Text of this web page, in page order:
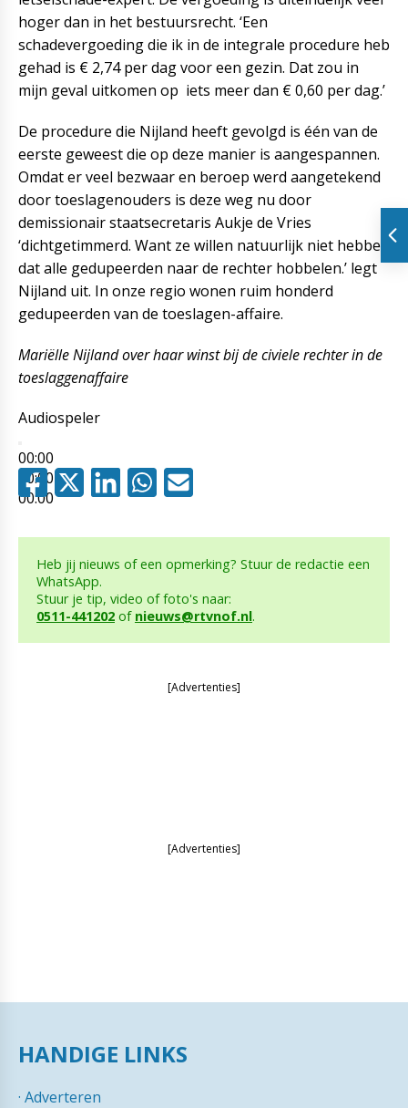
hoger dan in het bestuursrecht. ‘Een
schadevergoeding die ik in de integrale procedure heb
gehad is € 2,74 per dag voor een gezin. Dat zou in
mijn geval uitkomen op iets meer dan € 0,60 per dag.’
De procedure die Nijland heeft gevolgd is één van de
eerste geweest die op deze manier is aangespannen.
Omdat er veel bezwaar en beroep werd aangetekend
door toeslagenouders is deze weg nu door
demissionair staatsecretaris Aukje de Vries
‘dichtgetimmerd. Want ze willen natuurlijk niet hebben
dat alle gedupeerden naar de rechter hobbelen.’ legt
Nijland uit. In onze regio wonen ruim honderd
gedupeerden van de toeslagen-affaire.
Mariëlle Nijland over haar winst bij de civiele rechter in de
toeslaggenaffaire
Audiospeler
00:00
00:00
00:00
Heb jij nieuws of een opmerking? Stuur de redactie een
WhatsApp.
Stuur je tip, video of foto's naar:
0511-441202 of nieuws@rtvnof.nl.
[Advertenties]
[Advertenties]
HANDIGE LINKS
· Adverteren